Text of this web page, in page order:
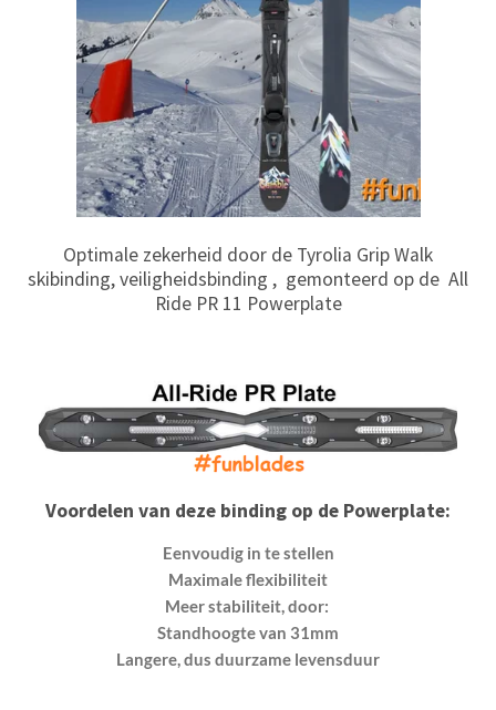
Optimale zekerheid door de Tyrolia Grip Walk
skibinding, veiligheidsbinding , gemonteerd op de All
Ride PR 11 Powerplate
Voordelen van deze binding op de Powerplate:
Eenvoudig in te stellen
Maximale flexibiliteit
Meer stabiliteit, door:
Standhoogte van 31mm
Langere, dus duurzame levensduur